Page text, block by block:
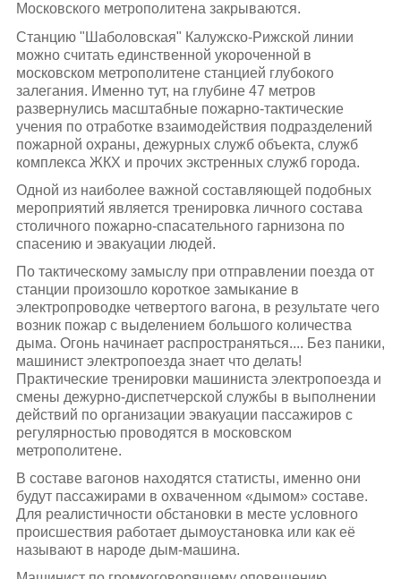
Московского метрополитена закрываются.
Станцию "Шаболовская" Калужско-Рижской линии
можно считать единственной укороченной в
московском метрополитене станцией глубокого
залегания. Именно тут, на глубине 47 метров
развернулись масштабные пожарно-тактические
учения по отработке взаимодействия подразделений
пожарной охраны, дежурных служб объекта, служб
комплекса ЖКХ и прочих экстренных служб города.
Одной из наиболее важной составляющей подобных
мероприятий является тренировка личного состава
столичного пожарно-спасательного гарнизона по
спасению и эвакуации людей.
По тактическому замыслу при отправлении поезда от
станции произошло короткое замыкание в
электропроводке четвертого вагона, в результате чего
возник пожар с выделением большого количества
дыма. Огонь начинает распространяться.... Без паники,
машинист электропоезда знает что делать!
Практические тренировки машиниста электропоезда и
смены дежурно-диспетчерской службы в выполнении
действий по организации эвакуации пассажиров с
регулярностью проводятся в московском
метрополитене.
В составе вагонов находятся статисты, именно они
будут пассажирами в охваченном «дымом» составе.
Для реалистичности обстановки в месте условного
происшествия работает дымоустановка или как её
называют в народе дым-машина.